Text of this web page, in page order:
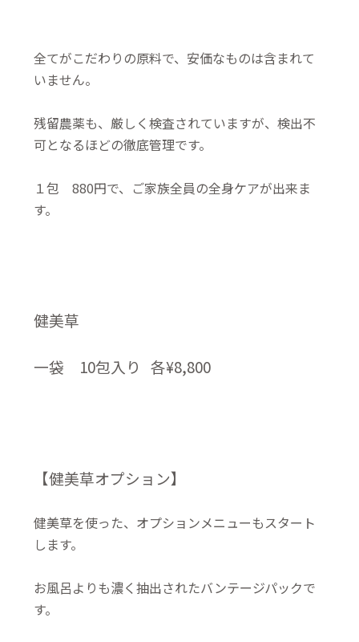
全てがこだわりの原料で、安価なものは含まれて
いません。
残留農薬も、厳しく検査されていますが、検出不
可となるほどの徹底管理です。
１包 880円で、ご家族全員の全身ケアが出来ま
す。
健美草
一袋 10包入り 各¥8,800
【健美草オプション】
健美草を使った、オプションメニューもスタート
します。
お風呂よりも濃く抽出されたバンテージパックで
す。